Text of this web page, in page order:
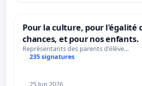
Pour la culture, pour l'égalité
chances, et pour nos enfants.
Représentants des parents d'élève…
235 signatures
25 Jun 2026